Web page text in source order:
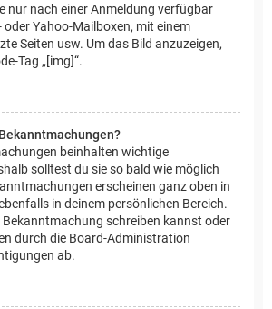
nur nach einer Anmeldung verfügbar
oder Yahoo-Mailboxen, mit einem
Seiten usw. Um das Bild anzuzeigen,
Tag „[img]“.
beinhalten wichtige
solltest du sie so bald wie möglich
erscheinen ganz oben in
in deinem persönlichen Bereich.
Bekanntmachung schreiben kannst oder
durch die Board-Administration
ab.